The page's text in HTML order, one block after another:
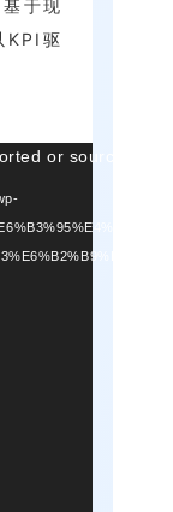
于现
KPI驱
or source(s)